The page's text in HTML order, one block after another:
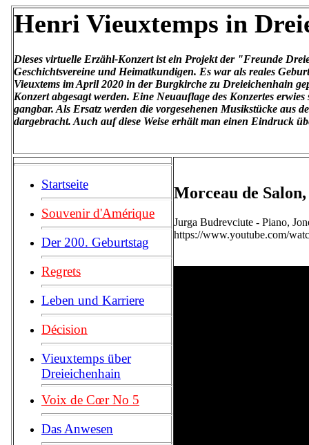
Henri Vieuxtemps in
Dieses virtuelle Erzähl-Konzert ist ein Projekt der "Freunde
Geschichtsvereine und Heimatkundigen. Es war als reales
Vieuxtems im April 2020 in der Burgkirche zu Dreieichenhain
Konzert abgesagt werden. Eine Neuauflage des Konzertes
gangbar. Als Ersatz werden die vorgesehenen Musikstücke aus
dargebracht. Auch auf diese Weise erhält man einen Eindruck
Startseite
Souvenir d'Amérique
Der 200. Geburtstag
Regrets
Leben und Karriere
Décision
Vieuxtemps über
Dreieichenhain
Voix de Cœr No 5
Das Anwesen
Morceau de
Jurga Budrevciute - Piano,
https://www.youtube.com/